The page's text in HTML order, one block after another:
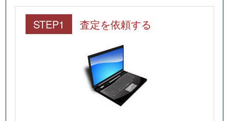
STEP1 査定を依頼する